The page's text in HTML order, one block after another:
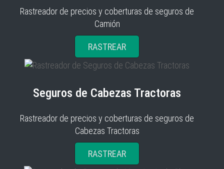
Rastreador de precios y coberturas de seguros de
Camión
RASTREAR
Seguros de Cabezas Tractoras
Rastreador de precios y coberturas de seguros de
Cabezas Tractoras
RASTREAR